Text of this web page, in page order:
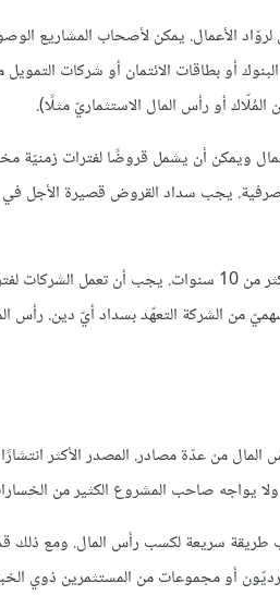
الأعمال. يمكن لأصحاب المشاريع
أو بطاقات الائتمان أو شركات التمويل
أو رأس المال الاستثماريّ مثلًا).
ويمكن أن يشمل قروضًا لفترات زمنيّة
تستمرّ القروض طويلة الأجل لأكثر من 10
من الشركة التعهّد بسداد أيّ دين. رأس
المال من عدّة مصادر. المصدر الأكثر
يواجه صاحب المشروع الكثير من الخسارات
طريقة سريعة لكسب رأس المال. ومع ذلك
أو مجموعات من المستثمرين ذوي